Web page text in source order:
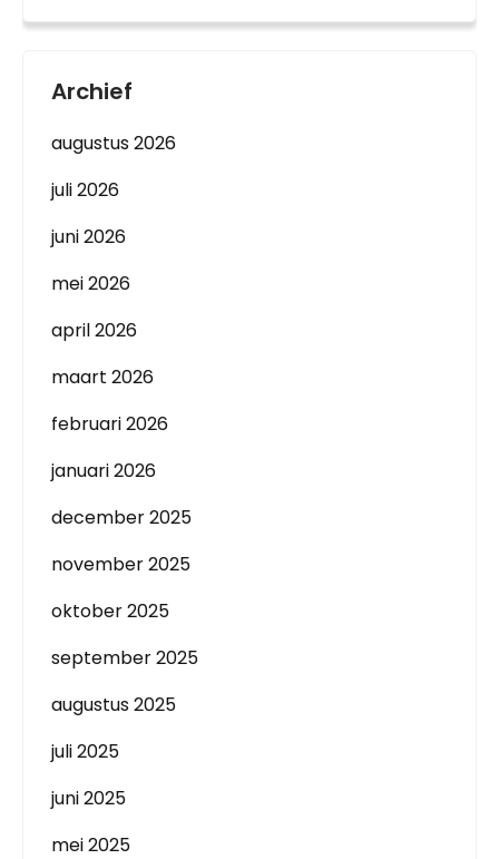
Archief
augustus 2026
juli 2026
juni 2026
mei 2026
april 2026
maart 2026
februari 2026
januari 2026
december 2025
november 2025
oktober 2025
september 2025
augustus 2025
juli 2025
juni 2025
mei 2025